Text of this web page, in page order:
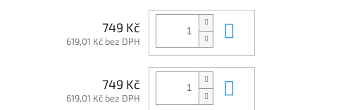
749 Kč
619,01 Kč bez DPH
749 Kč
619,01 Kč bez DPH